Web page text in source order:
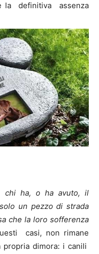
la definitiva assenza
chi ha, o ha avuto, il
un pezzo di strada
che la loro sofferenza
casi, non rimane
dimora: i canili